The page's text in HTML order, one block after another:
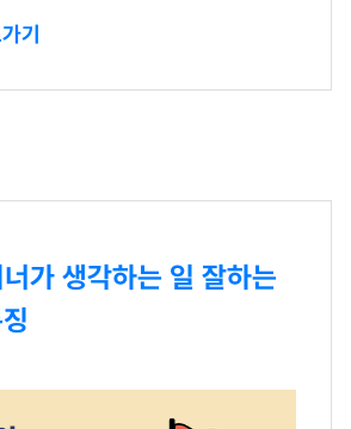
기
가 생각하는 일 잘하는